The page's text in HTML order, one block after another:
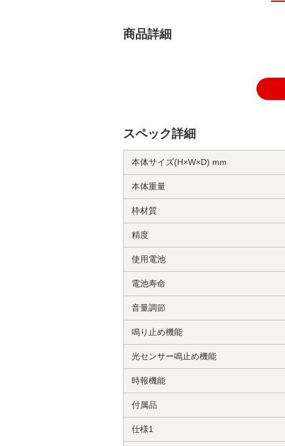
商品詳細
スペック詳細
本体サイズ(H×W×D) mm
本体重量
枠材質
精度
使用電池
電池寿命
音量調節
鳴り止め機能
光センサー鳴止め機能
時報機能
付属品
仕様1